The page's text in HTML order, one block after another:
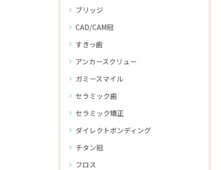
ブリッジ
CAD/CAM冠
すきっ歯
アンカースクリュー
ガミースマイル
セラミック歯
セラミック矯正
ダイレクトボンディング
チタン冠
フロス